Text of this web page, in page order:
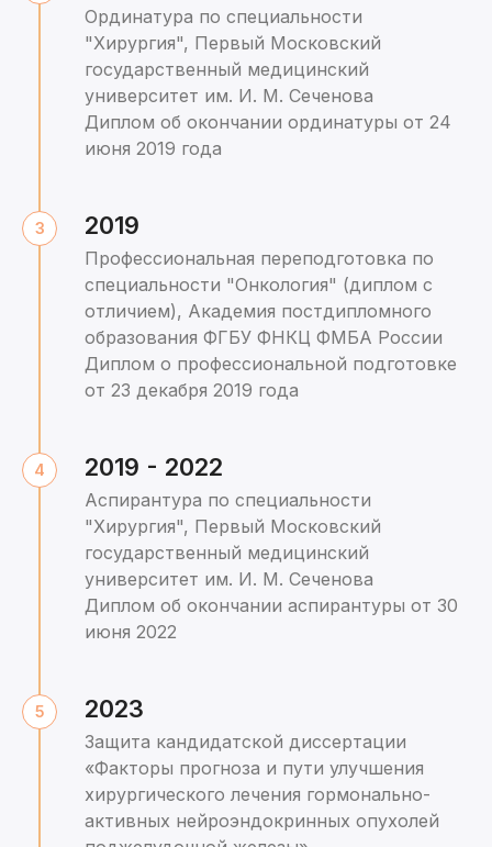
Ординатура по специальности
"Хирургия", Первый Московский
государственный медицинский
университет им. И. М. Сеченова
Диплом об окончании ординатуры от 24
июня 2019 года
2019
Профессиональная переподготовка по
специальности "Онкология" (диплом с
отличием), Академия постдипломного
образования ФГБУ ФНКЦ ФМБА России
Диплом о профессиональной подготовке
от 23 декабря 2019 года
2019 - 2022
Аспирантура по специальности
"Хирургия", Первый Московский
государственный медицинский
университет им. И. М. Сеченова
Диплом об окончании аспирантуры от 30
июня 2022
2023
Защита кандидатской диссертации
«Факторы прогноза и пути улучшения
хирургического лечения гормонально-
активных нейроэндокринных опухолей